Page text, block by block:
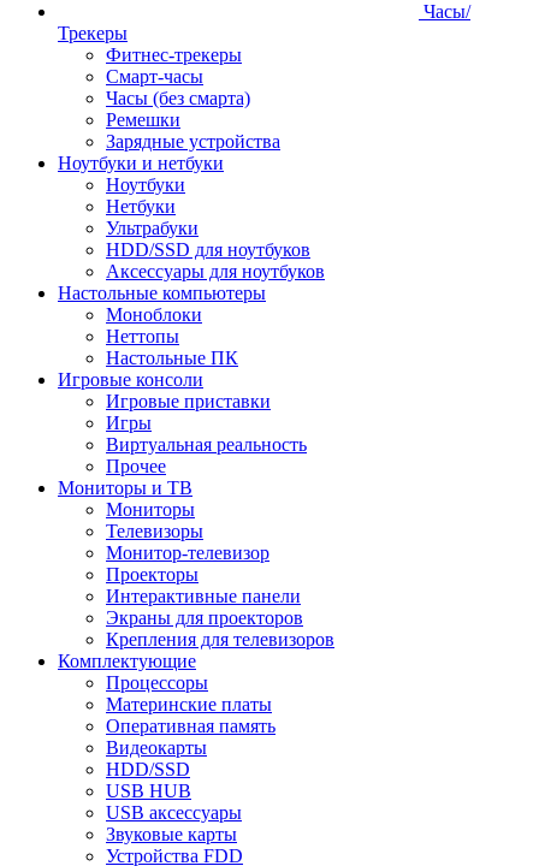
Часы/
Трекеры
Фитнес-трекеры
Смарт-часы
Часы (без смарта)
Ремешки
Зарядные устройства
Ноутбуки и нетбуки
Ноутбуки
Нетбуки
Ультрабуки
HDD/SSD для ноутбуков
Аксессуары для ноутбуков
Настольные компьютеры
Моноблоки
Неттопы
Настольные ПК
Игровые консоли
Игровые приставки
Игры
Виртуальная реальность
Прочее
Мониторы и ТВ
Мониторы
Телевизоры
Монитор-телевизор
Проекторы
Интерактивные панели
Экраны для проекторов
Крепления для телевизоров
Комплектующие
Процессоры
Материнские платы
Оперативная память
Видеокарты
HDD/SSD
USB HUB
USB аксессуары
Звуковые карты
Устройства FDD